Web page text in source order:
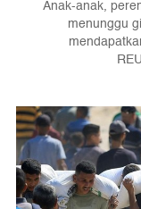
Anak-anak,
menunggu